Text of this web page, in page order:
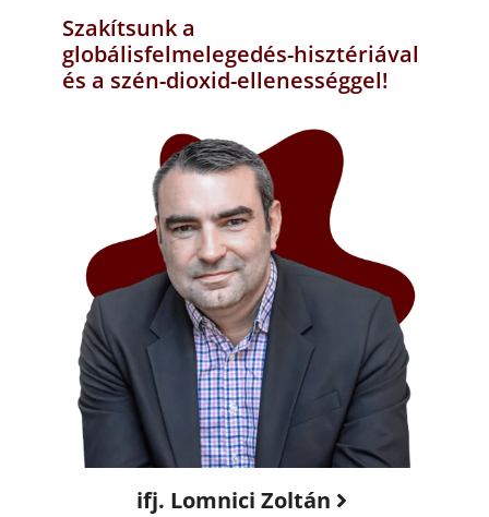
Szakítsunk a
globálisfelmelegedés-hisztériával
és a szén-dioxid-ellenességgel!
ifj. Lomnici Zoltán